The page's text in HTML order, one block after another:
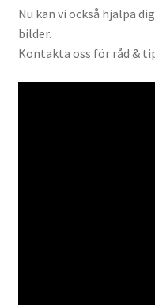
Objektiv Canon
Objektiv Nikon
Nu kan vi också hjälpa
bilder.
Kontakta oss för råd &